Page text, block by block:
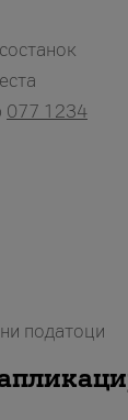
077 1234
податоци